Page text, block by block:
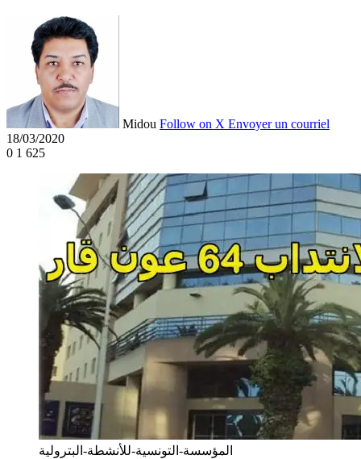
Midou Follow on X Envoyer un courriel
18/03/2020
0 1 625
المؤسسة-التونسية-للأنشطة-البترولية